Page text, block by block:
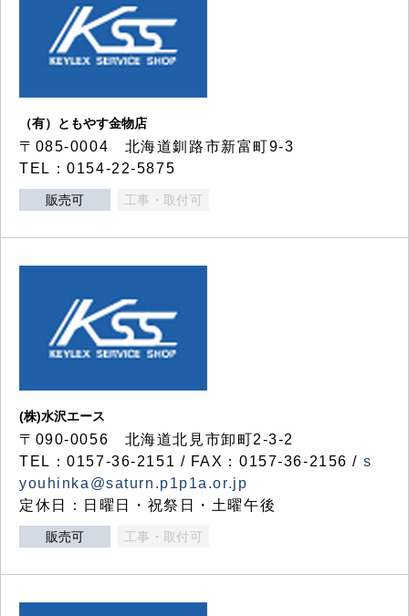
（有）ともやす金物店
〒085-0004 北海道釧路市新富町9-3
TEL：0154-22-5875
販売可 工事・取付可
(株)水沢エース
〒090-0056 北海道北見市卸町2-3-2
TEL：0157-36-2151 / FAX：0157-36-2156 / s
youhinka@saturn.p1p1a.or.jp
定休日：日曜日・祝祭日・土曜午後
販売可 工事・取付可